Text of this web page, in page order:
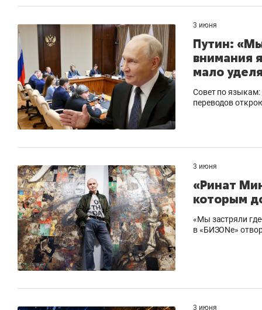
3 июня
Путин:
внимания
мало
Совет по языкам:
переводов
3 июня
«Ринат
которым
«Мы застряли
в «БИЗОNе»
3 июня